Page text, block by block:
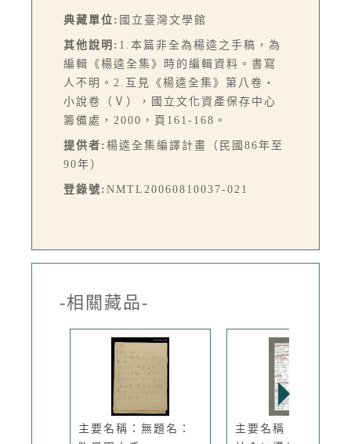
典藏單位: 國立臺灣文學館
其他說明: 1.本篇非全為楊逵之手稿，為
編輯《楊逵全集》時的編輯資料。書寫
人不明。2.互見《楊逵全集》第八卷‧
小說卷（Ⅴ），國立文化資產保存中心
籌備處，2000，頁161-168。
提供者: 楊逵全集編譯計畫（民國86年至
90年）
登錄號: NMTL20060810037-021
-相關藏品-
主要名稱：無題名：
主要名稱：無題名：